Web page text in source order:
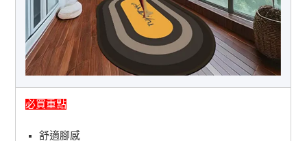
必買重點
舒適腳感